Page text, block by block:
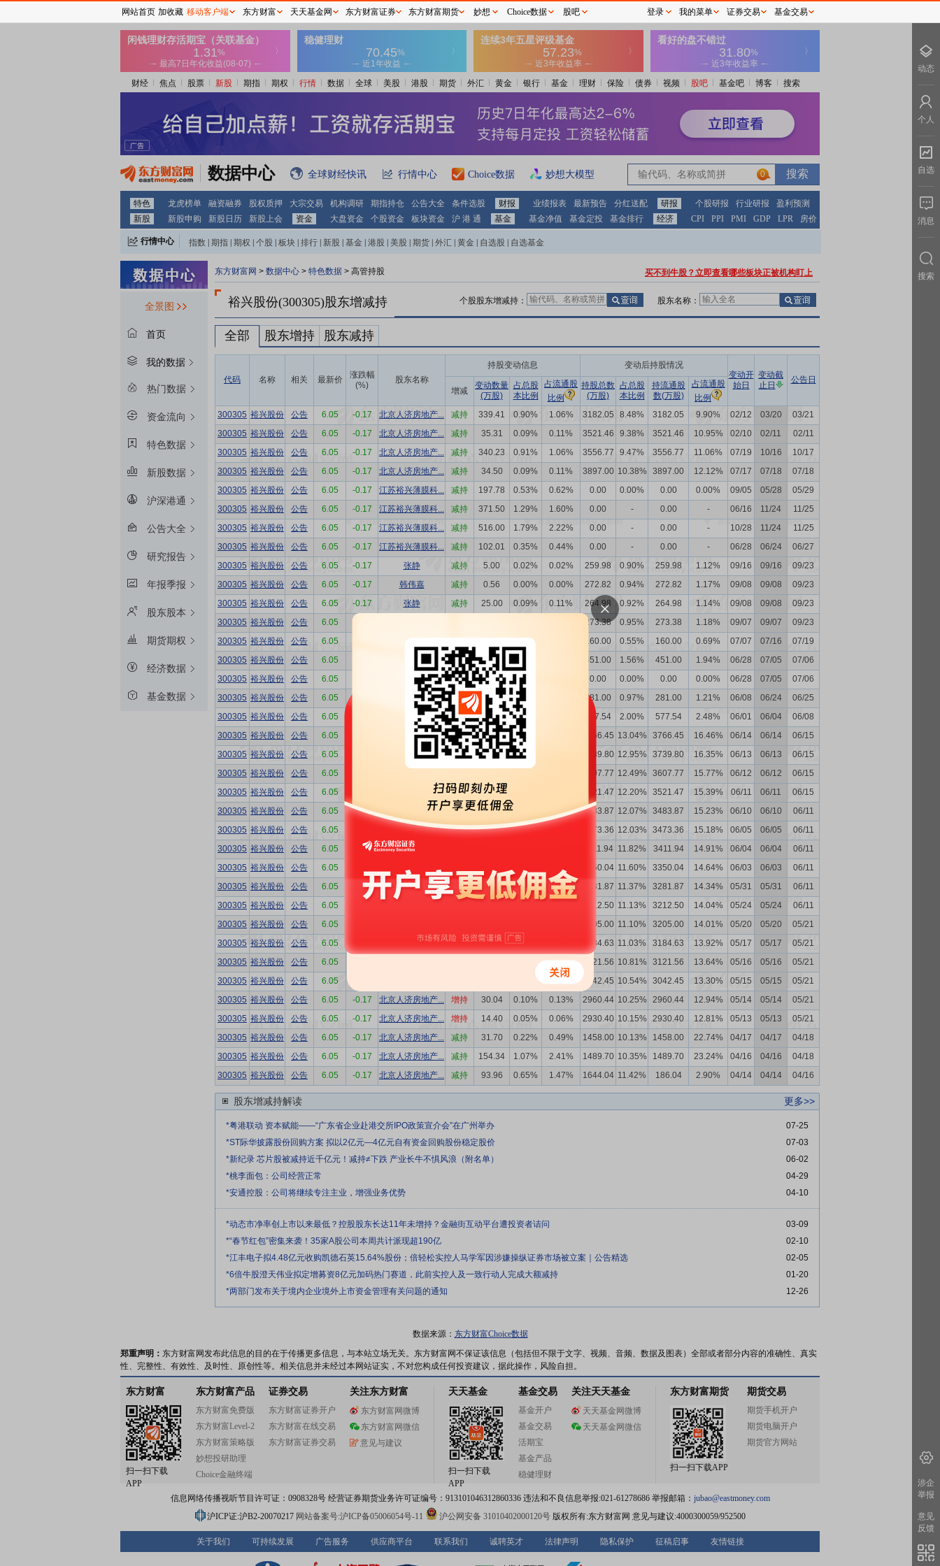
财经 焦点 股票 新股 期指 期权 行情 数据 全球 美股 港股 期货 外汇 黄金 银行 基金 理财 保险 债券 视频 股吧 基金吧 博客 搜索
数据中心 全球财经快讯 行情中心 Choice数据 妙想大模型 0
特色 龙虎榜单 融资融券 股权质押 大宗交易 机构调研 期指持仓 公告大全 条件选股 财报 业绩报表 最新预告 分红送配 研报 个股研报 行业研报
盈利预测
新股
新股申购 新股日历 新股上会 资金 大盘资金 个股资金 板块资金 沪 港 通 基金 基金净值 基金定投 基金排行 经济 CPI PPI PMI GDP LPR 房价
行情中心 指数 期指 期权 个股 板块 排行 新股 基金 港股 美股 期货 外汇 黄金 自选股 自选基金
全景图
首页
我的数据
热门数据
资金流向
特色数据
新股数据
沪深港通
公告大全
研究报告
年报季报
股东股本
期货期权
经济数据
基金数据
东方财富网 > 数据中心 > 特色数据 > 高管持股 买不到牛股？立即查看哪些板块正被机构盯上
裕兴股份(300305)股东增减持 股东名称：
个股股东增减持：
全部 股东增持 股东减持
代码 名称 相关 最新价
涨跌幅
(%)
股东名称
持股变动信息
变动后持股情况
变动开
始日
变动截
止日
公告日
增减
变动数量
(万股)
占总股
本比例
占流通股
比例
持股总数
(万股)
占总股
本比例
持流通股
数(万股)
占流通股
比例
300305 裕兴股份 公告 6.05 -0.17 北京人济房地产... 减持 339.41 0.90% 1.06% 3182.05 8.48% 3182.05 9.90% 02/12 03/20
03/21
300305 裕兴股份 公告 6.05 -0.17 北京人济房地产... 减持 35.31 0.09% 0.11% 3521.46 9.38% 3521.46 10.95% 02/10 02/11
02/11
300305 裕兴股份 公告 6.05 -0.17 北京人济房地产... 减持 340.23 0.91% 1.06% 3556.77 9.47% 3556.77 11.06% 07/19 10/16
10/17
300305 裕兴股份 公告 6.05 -0.17 北京人济房地产... 减持 34.50 0.09% 0.11% 3897.00 10.38% 3897.00 12.12% 07/17 07/18
07/18
300305 裕兴股份 公告 6.05 -0.17 江苏裕兴薄膜科... 减持 197.78 0.53% 0.62% 0.00 0.00% 0.00 0.00% 09/05 05/28
05/29
300305 裕兴股份 公告 6.05 -0.17 江苏裕兴薄膜科... 减持 371.50 1.29% 1.60% 0.00 - 0.00 - 06/16 11/24
11/25
300305 裕兴股份 公告 6.05 -0.17 江苏裕兴薄膜科... 减持 516.00 1.79% 2.22% 0.00 - 0.00 - 10/28 11/24
11/25
300305 裕兴股份 公告 6.05 -0.17 江苏裕兴薄膜科... 减持 102.01 0.35% 0.44% 0.00 - 0.00 - 06/28 06/24
06/27
300305 裕兴股份 公告 6.05 -0.17 张静 减持 5.00 0.02% 0.02% 259.98 0.90% 259.98 1.12% 09/16 09/16
09/23
300305 裕兴股份 公告 6.05 -0.17 韩伟嘉 减持 0.56 0.00% 0.00% 272.82 0.94% 272.82 1.17% 09/08 09/08
09/23
300305 裕兴股份 公告 6.05 -0.17 张静 减持 25.00 0.09% 0.11% 264.98 0.92% 264.98 1.14% 09/08 09/08
09/23
300305 裕兴股份 公告 6.05 273.38 0.95% 273.38 1.18% 09/07 09/07
09/23
300305 裕兴股份 公告 6.05 铁岭经济开发区... 1.01% 160.00 0.55% 160.00 0.69% 07/07 07/16
07/19
300305 裕兴股份 公告 6.05 铁岭经济开发区... 减持 8.00 451.00 1.56% 451.00 1.94% 06/28 07/05
07/06
300305 裕兴股份 公告 6.05 北京金诺瑞呈文... 减持 281.00 0.97% 0.00 0.00% 0.00 0.00% 06/28 07/05
07/06
300305 裕兴股份 公告 6.05 北京金诺瑞呈文... 减持 296.54 1.03% 281.00 0.97% 281.00 1.21% 06/08 06/24
06/25
300305 裕兴股份 公告 6.05 北京金诺瑞呈文... 减持 299.50 1.04% 577.54 2.00% 577.54 2.48% 06/01 06/04
06/08
300305 裕兴股份 公告 6.05 北京人济房地产... 增持 26.65 0.09% 3766.45 13.04% 3766.45 16.46% 06/14 06/14
06/15
300305 裕兴股份 公告 6.05 北京人济房地产... 增持 132.03 0.46% 3739.80 12.95% 3739.80 16.35% 06/13 06/13
06/15
300305 裕兴股份 公告 6.05 3607.77 12.49% 3607.77 15.77% 06/12 06/12
06/15
300305 裕兴股份 公告 6.05 北京人济房地产... 增持 37.60 3521.47 12.20% 3521.47 15.39% 06/11 06/11
06/15
300305 裕兴股份 公告 6.05 -0.17 北京人济房地产... 增持 10.51 0.05% 3483.87 12.07% 3483.87 15.23% 06/10 06/10
06/11
300305 裕兴股份 公告 6.05 北京人济房地产... 增持 61.41 0.21% 3473.36 12.03% 3473.36 15.18% 06/05 06/05
06/11
300305 裕兴股份 公告 6.05 -0.17 北京人济房地产... 3411.94 11.82% 3411.94 14.91% 06/04 06/04
06/11
300305 裕兴股份 公告 6.05 北京人济房地产... 68.17 0.24% 0.30% 3350.04 11.60% 3350.04 14.64% 06/03 06/03
06/11
300305 裕兴股份 公告 6.05 -0.17 北京人济房地产... 增持 69.37 0.24% 0.30% 3281.87 11.37% 3281.87 14.34% 05/31 05/31
06/11
300305 裕兴股份 公告 6.05 3212.50 11.13% 3212.50 14.04% 05/24 05/24
06/11
300305 裕兴股份 公告 6.05 3205.00 11.10% 3205.00 14.01% 05/20 05/20
05/21
300305 裕兴股份 公告 6.05 北京人济房地产... 增持 63.07 0.22% 3184.63 11.03% 3184.63 13.92% 05/17 05/17
05/21
300305 裕兴股份 公告 6.05 0.35% 3121.56 10.81% 3121.56 13.64% 05/16 05/16
05/21
300305 裕兴股份 公告 6.05 0.28% 3042.45 10.54% 3042.45 13.30% 05/15 05/15
05/21
300305 裕兴股份 公告 6.05 -0.17 北京人济房地产... 增持 30.04 0.10% 0.13% 2960.44 10.25% 2960.44 12.94% 05/14 05/14
05/21
300305 裕兴股份 公告 6.05 -0.17 北京人济房地产... 增持 14.40 0.05% 0.06% 2930.40 10.15% 2930.40 12.81% 05/13 05/13
05/21
300305 裕兴股份 公告 6.05 -0.17 北京人济房地产... 减持 31.70 0.22% 0.49% 1458.00 10.13% 1458.00 22.74% 04/17 04/17
04/18
300305 裕兴股份 公告 6.05 -0.17 北京人济房地产... 减持 154.34 1.07% 2.41% 1489.70 10.35% 1489.70 23.24% 04/16 04/16
04/18
300305 裕兴股份 公告 6.05 -0.17 北京人济房地产... 减持 93.96 0.65% 1.47% 1644.04 11.42% 186.04 2.90% 04/14 04/14 04/16
股东增减持解读 更多>>
*粤港联动 资本赋能——“广东省企业赴港交所IPO政策宣介会”在广州举办
07-25
*ST际华披露股份回购方案 拟以2亿元—4亿元自有资金回购股份稳定股价
07-03
*新纪录 芯片股被减持近千亿元！减持≠下跌 产业长牛不惧风浪（附名单）
06-02
*桃李面包：公司经营正常
04-29
*安通控股：公司将继续专注主业，增强业务优势
04-10
*动态市净率创上市以来最低？控股股东长达11年未增持？金融街互动平台遭投资者诘问
03-09
*“春节红包”密集来袭！35家A股公司本周共计派现超190亿
02-10
*江丰电子拟4.48亿元收购凯德石英15.64%股份；倍轻松实控人马学军因涉嫌操纵证券市场被立案｜公告精选
02-05
*6倍牛股澄天伟业拟定增募资8亿元加码热门赛道，此前实控人及一致行动人完成大额减持
01-20
*两部门发布关于境内企业境外上市资金管理有关问题的通知
12-26
数据来源： 东方财富Choice数据
郑重声明： 东方财富网发布此信息的目的在于传播更多信息，与本站立场无关。东方财富网不保证该信息（包括但不限于文字、视频、音频、数据及图表）全部或者部分内容的准确性、真实
性、完整性、有效性、及时性、原创性等。相关信息并未经过本网站证实，不对您构成任何投资建议，据此操作，风险自担。
东方财富
扫一扫下载
APP
东方财富产品
东方财富免费版
东方财富Level-2
东方财富策略版
妙想投研助理
Choice金融终端
证券交易
东方财富证券开户
东方财富在线交易
东方财富证券交易
关注东方财富
东方财富网微博
东方财富网微信
意见与建议
天天基金
扫一扫下载
APP
基金交易
基金开户
基金交易
活期宝
基金产品
稳健理财
关注天天基金
天天基金网微博
天天基金网微信
东方财富期货
扫一扫下载APP
期货交易
期货手机开户
期货电脑开户
期货官方网站
信息网络传播视听节目许可证：0908328号 经营证券期货业务许可证编号：913101046312860336 违法和不良信息举报:021-61278686 举报邮箱： jubao@eastmoney.com
沪ICP证:沪B2-20070217 网站备案号:沪ICP备05006054号-11 沪公网安备 31010402000120号版权所有:东方财富网 意见与建议:4000300059/952500
关于我们 可持续发展 广告服务 供应商平台 联系我们 诚聘英才 法律声明 隐私保护 征稿启事 友情链接
网站首页 加收藏 移动客户端 东方财富 天天基金网 东方财富证券 东方财富期货 妙想 Choice数据 股吧 登录 我的菜单 证券交易 基金交易
动态
个人
自选
消息
搜索
涉企
举报
意见
反馈